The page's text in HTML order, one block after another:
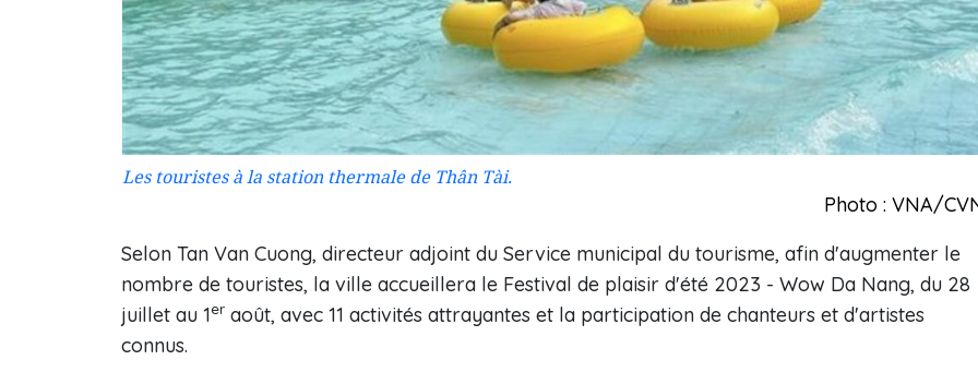
Les touristes à la station thermale de Thân Tài.
Photo : VNA/
Selon Tan Van Cuong, directeur adjoint du Service municipal du tourisme, afin d'augmenter le
nombre de touristes, la ville accueillera le Festival de plaisir d'été 2023 - Wow Da Nang, du 28
juillet au 1er août, avec 11 activités attrayantes et la participation de chanteurs et d'artistes
connus.